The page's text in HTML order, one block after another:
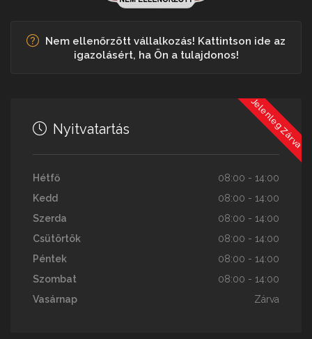
Nem ellenőrzött vállalkozás! Kattintson ide az
igazolásért, ha Ön a tulajdonos!
Jelenleg Zárva
Nyitvatartás
Hétfő
08:00 - 14:00
Kedd
08:00 - 14:00
Szerda
08:00 - 14:00
Csütörtök
08:00 - 14:00
Péntek
08:00 - 14:00
Szombat
08:00 - 14:00
Vasárnap
Zárva